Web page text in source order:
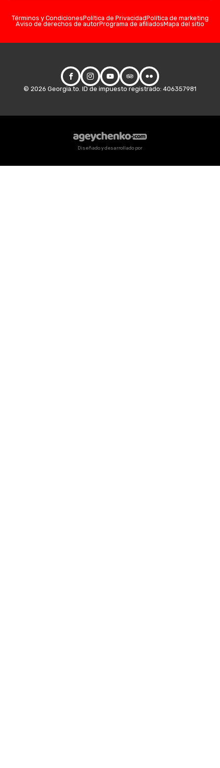
Términos y CondicionesPolítica de PrivacidadPolítica de marketing
Aviso de derechos de autorPrograma de afiliadosMapa del sitio
© 2026 Georgia.to. ID de impuesto registrado: 406357981
Diseñado y desarrollado por